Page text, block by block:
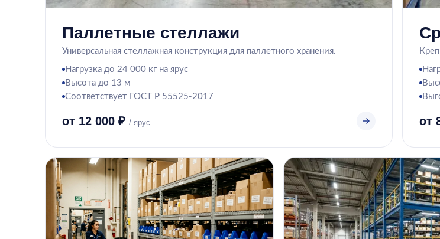
Паллетные стеллажи
Универсальная стеллажная конструкция для паллетного хранения.
Нагрузка до 24 000 кг на ярус
Высота до 13 м
Соответствует ГОСТ Р 55525-2017
от 12 000 ₽ / ярус от